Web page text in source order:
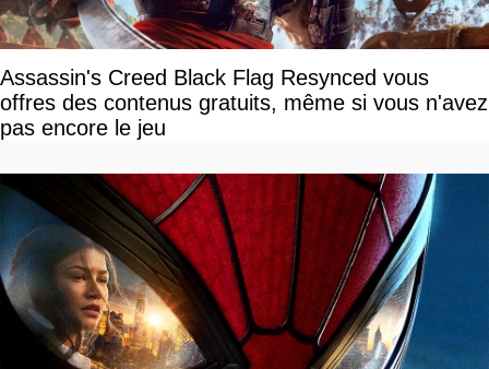
Assassin's Creed Black Flag Resynced vous
offres des contenus gratuits, même si vous n'avez
pas encore le jeu